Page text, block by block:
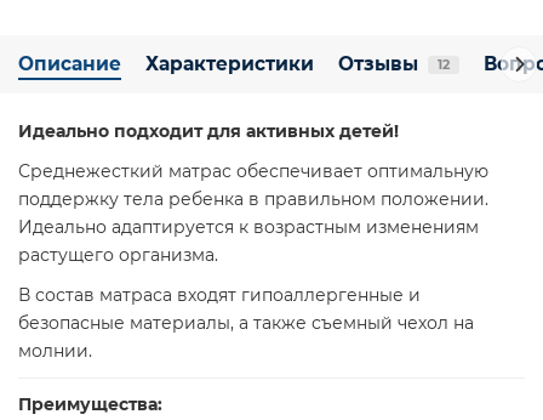
Описание Характеристики Отзывы 12
Идеально подходит для активных детей!
Среднежесткий матрас обеспечивает оптимальную
поддержку тела ребенка в правильном положении.
Идеально адаптируется к возрастным изменениям
растущего организма.
В состав матраса входят гипоаллергенные и
безопасные материалы, а также съемный чехол на
молнии.
Преимущества: